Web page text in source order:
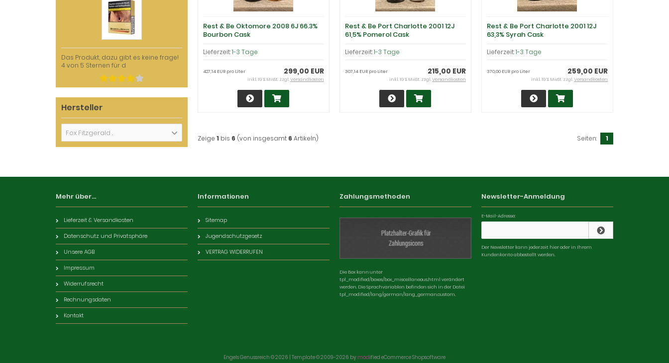
Rest & Be Oktomore 2008 6J 66.3%
Bourbon Cask
Lieferzeit:1-3 Tage
299,00 EUR
427,14 EUR pro Liter
inkl. 19 % MwSt. zzgl.Versandkosten
Rest & Be Port Charlotte 2001 12J
61,5% Pomerol Cask
Lieferzeit:1-3 Tage
215,00 EUR
307,14 EUR pro Liter
inkl. 19 % MwSt. zzgl.Versandkosten
Rest & Be Port Charlotte 2001 12J
63,3% Syrah Cask
Lieferzeit:1-3 Tage
259,00 EUR
370,00 EUR pro Liter
inkl. 19 % MwSt. zzgl.Versandkosten
Zeige 1 bis 6 (von insgesamt 6 Artikeln) Seiten: 1
Das Produkt, dazu gibt es keine frage!
4 von 5 Sternen für d
Hersteller
Fox Fitzgerald ..
Mehr über...
Lieferzeit & Versandkosten
Datenschutz und Privatsphäre
Unsere AGB
Impressum
Widerrufsrecht
Rechnungsdaten
Kontakt
Informationen
Sitemap
Jugendschutzgesetz
VERTRAG WIDERRUFEN
Zahlungsmethoden
Die Box kann unter
tpl_modified/boxes/box_miscellaneous.html verändert
werden. Die Sprachvariablen befinden sich in der Datei
tpl_modified/lang/german/lang_german.custom.
Newsletter-Anmeldung
E-Mail-Adresse:
Der Newsletter kann jederzeit hier oder in Ihrem
Kundenkonto abbestellt werden.
Engels Genussreich © 2026 | Template © 2009-2026 by modified eCommerce Shopsoftware